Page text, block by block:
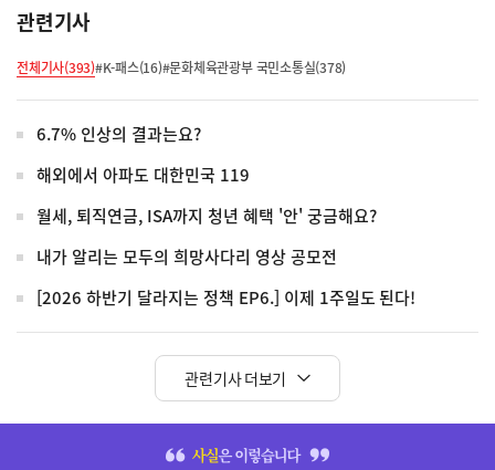
관련기사
전체기사(393)#K-패스(16)#문화체육관광부 국민소통실(378)
6.7% 인상의 결과는요?
해외에서 아파도 대한민국 119
월세, 퇴직연금, ISA까지 청년 혜택 '안' 궁금해요?
내가 알리는 모두의 희망사다리 영상 공모전
[2026 하반기 달라지는 정책 EP6.] 이제 1주일도 된다!
관련기사 더보기